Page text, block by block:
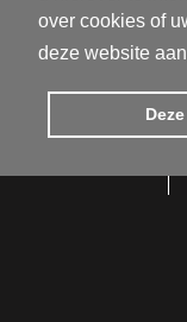
over cookies of
deze website